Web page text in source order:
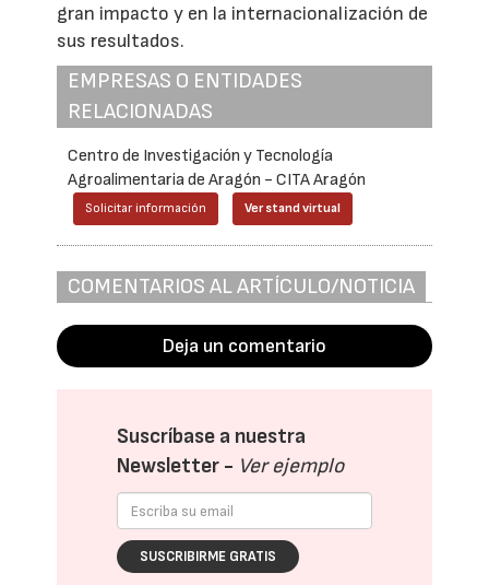
gran impacto y en la internacionalización de
sus resultados.
EMPRESAS O ENTIDADES
RELACIONADAS
Centro de Investigación y Tecnología
Agroalimentaria de Aragón - CITA Aragón
Solicitar información Ver stand virtual
COMENTARIOS AL ARTÍCULO/NOTICIA
Deja un comentario
Suscríbase a nuestra
Newsletter - Ver ejemplo
SUSCRIBIRME GRATIS